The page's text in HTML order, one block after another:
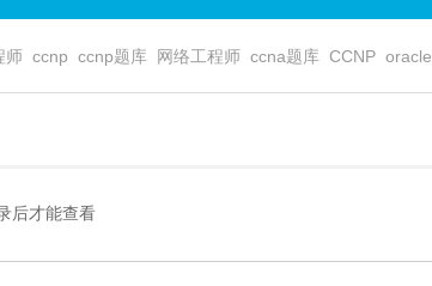
师 ccnp ccnp题库 网络工程师 ccna题库 CCNP oracle
后才能查看